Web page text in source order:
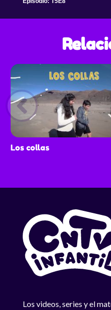
Los collas
Los videos, series y el